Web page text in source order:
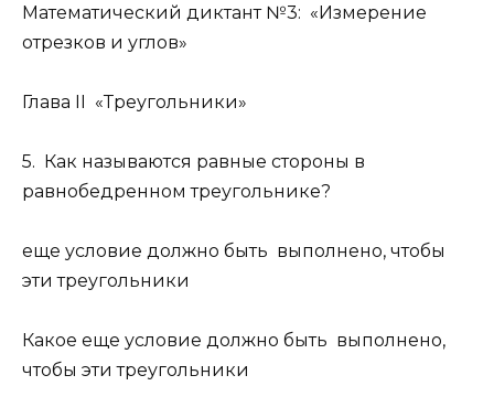
Математический диктант №3: «Измерение
отрезков и углов»
Глава II «Треугольники»
5. Как называются равные стороны в
равнобедренном треугольнике?
еще условие должно быть выполнено, чтобы
эти треугольники
Какое еще условие должно быть выполнено,
чтобы эти треугольники